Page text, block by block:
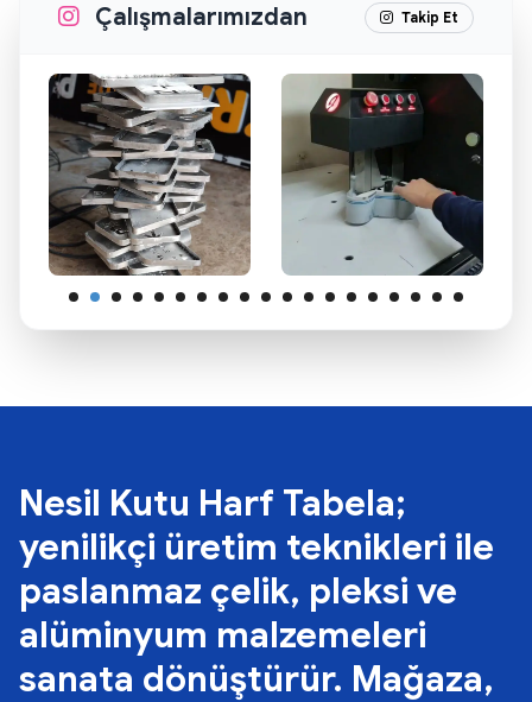
Çalışmalarımızdan Takip Et
Nesil Kutu Harf Tabela;
yenilikçi üretim teknikleri ile
paslanmaz çelik, pleksi ve
alüminyum malzemeleri
sanata dönüştürür. Mağaza,